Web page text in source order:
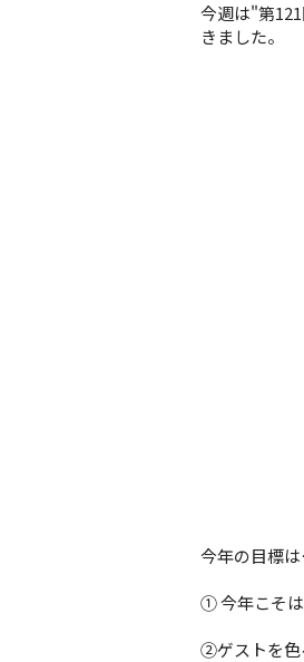
今週は"第
きました。
今年の目標
① 今年こそは
②ゲストを色